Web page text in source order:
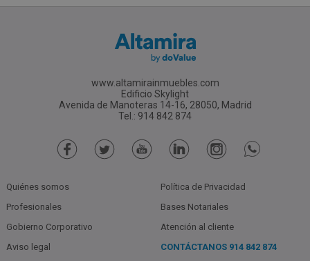
www.altamirainmuebles.com
Edificio Skylight
Avenida de Manoteras 14-16, 28050, Madrid
Tel.: 914 842 874
Quiénes somos
Profesionales
Gobierno Corporativo
Aviso legal
Política de Privacidad
Bases Notariales
Atención al cliente
CONTÁCTANOS 914 842 874